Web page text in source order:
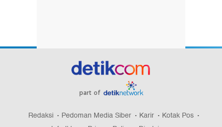
part of
Redaksi Pedoman Media Siber Karir
Kotak Pos